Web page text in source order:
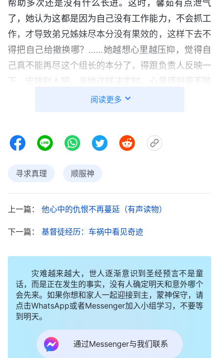
帮助多次还是没有什么长进。这时，馨茹有点泄气
了，她认为这都是因为自己没有工作能力，不会抓工
作，才导致弟兄姊妹尽本分没有果效的，这样下去不
得把自己给撤换哪？……她越想心里越压抑，觉得自
己真不能再尽这个组长的本分了，得跟负责人反映一
下，安排别人吧。当她这样决定时，心里感到很不踏
实，可又不知怎么解决。痛苦中，她默默地跟神
第二天早上，馨茹无意中听到方姊妹读的一段神
的话：“神定人的结局有一条原则：根据个人的表
现，也根据个人的行为来最终定人的结局。你看不见
神的公义性情，对神总是误解，扭曲神的意思，导致
自己总是悲观失望，这不是自作自受吗？……你自暴
自弃，对神猜测怀疑，生怕自己是效力者……你这样
看待神，不就把神跟执政掌权的划为一类了吗？你对
阅读更多
寻求真理 顺服神
上一篇： 他心中的仇恨不再蔓延（有声读物）
下一篇： 基督徒经历：车祸中看见奇迹
灾难越来越大，世人逐渐意识到圣经预言不是童
话，而是正在发生的事实，没有人确定明天和意外哪个
会先来。如果你想和家人一起迎接到主，蒙神保守，请
点击WhatsApp或者Messenger加入小组学习，不要等
到明天。
通过Messenger与我们联系